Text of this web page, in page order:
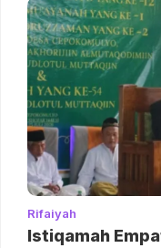
Rifaiyah
Istiqamah